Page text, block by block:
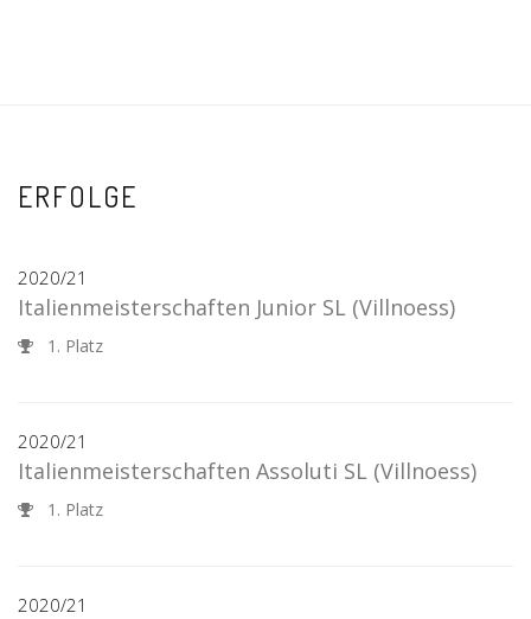
ERFOLGE
2020/21
Italienmeisterschaften Junior SL (Villnoess)
1. Platz
2020/21
Italienmeisterschaften Assoluti SL (Villnoess)
1. Platz
2020/21